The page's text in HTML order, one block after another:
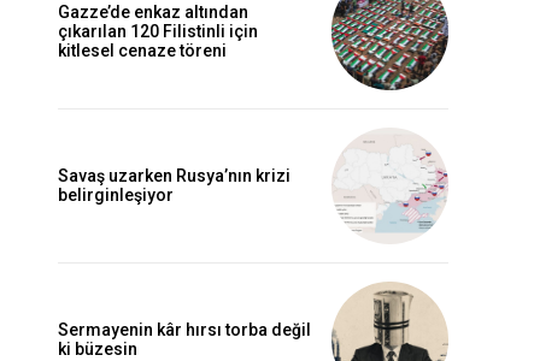
Gazze’de enkaz altından
çıkarılan 120 Filistinli için
kitlesel cenaze töreni
Savaş uzarken Rusya’nın krizi
belirginleşiyor
Sermayenin kâr hırsı torba değil
ki büzesin